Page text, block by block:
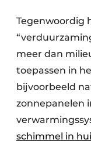
Vacatures
Video’s
Aanmelden
Bedrijven
Contact
Akoestiek
Beton &
Brandveiligheid
BIM
Evenementen
Tegenwoordig
meer dan
toepassen in
bijvoorbeeld
zonnepanelen
schimmel in